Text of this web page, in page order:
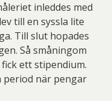
inleddes med
till en syssla lite
Till slut hopades
Så småningom
ett stipendium.
period när pengar